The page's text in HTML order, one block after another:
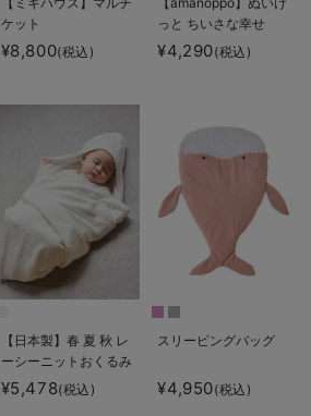
ケット
¥8,800(税込)
っと ちいさな幸せ
¥4,290(税込)
【日本製】春 夏 秋 レ
ーシーニットおくるみ
¥5,478(税込)
スリーピングバッグ
¥4,950(税込)